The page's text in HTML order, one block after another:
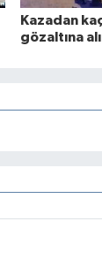
Kazadan
gözaltına